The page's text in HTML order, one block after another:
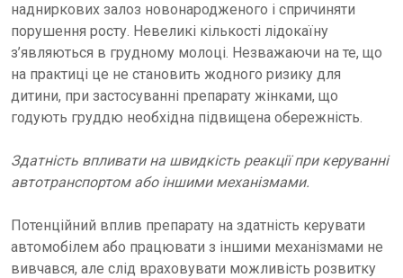
надниркових залоз новонародженого і спричиняти
порушення росту. Невеликі кількості лідокаїну
з’являються в грудному молоці. Незважаючи на те, що
на практиці це не становить жодного ризику для
дитини, при застосуванні препарату жінками, що
годують груддю необхідна підвищена обережність.
Здатність впливати на швидкість реакції при керуванні
автотранспортом або іншими механізмами.
Потенційний вплив препарату на здатність керувати
автомобілем або працювати з іншими механізмами не
вивчався, але слід враховувати можливість розвитку